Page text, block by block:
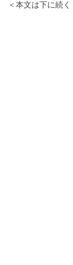
＜本文は下に続く